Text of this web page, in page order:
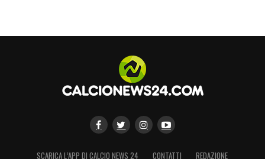
SCARICA L’APP DI CALCIO NEWS 24 CONTATTI REDAZIONE